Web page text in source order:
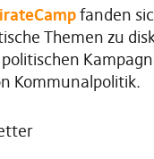
fanden
Themen zu
Kommunalpolitik.